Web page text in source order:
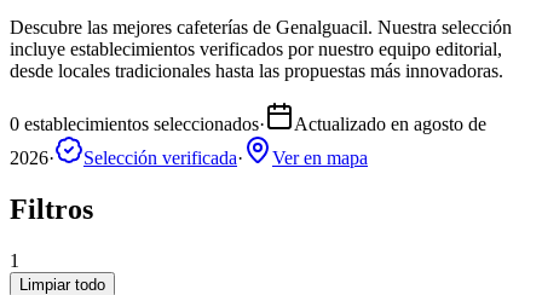
Descubre las mejores cafeterías de Genalguacil. Nuestra selección
incluye establecimientos verificados por nuestro equipo editorial,
desde locales tradicionales hasta las propuestas más innovadoras.
0 establecimientos seleccionados· Actualizado en agosto de
2026· Selección verificada· Ver en mapa
Filtros
1
Limpiar todo